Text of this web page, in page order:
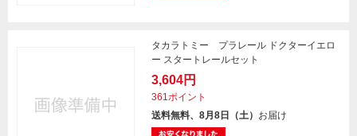
タカラトミー プラレール ドクターイエロ
ー スタートレールセット
3,604円
361ポイント
送料無料、8月8日（土） お届け